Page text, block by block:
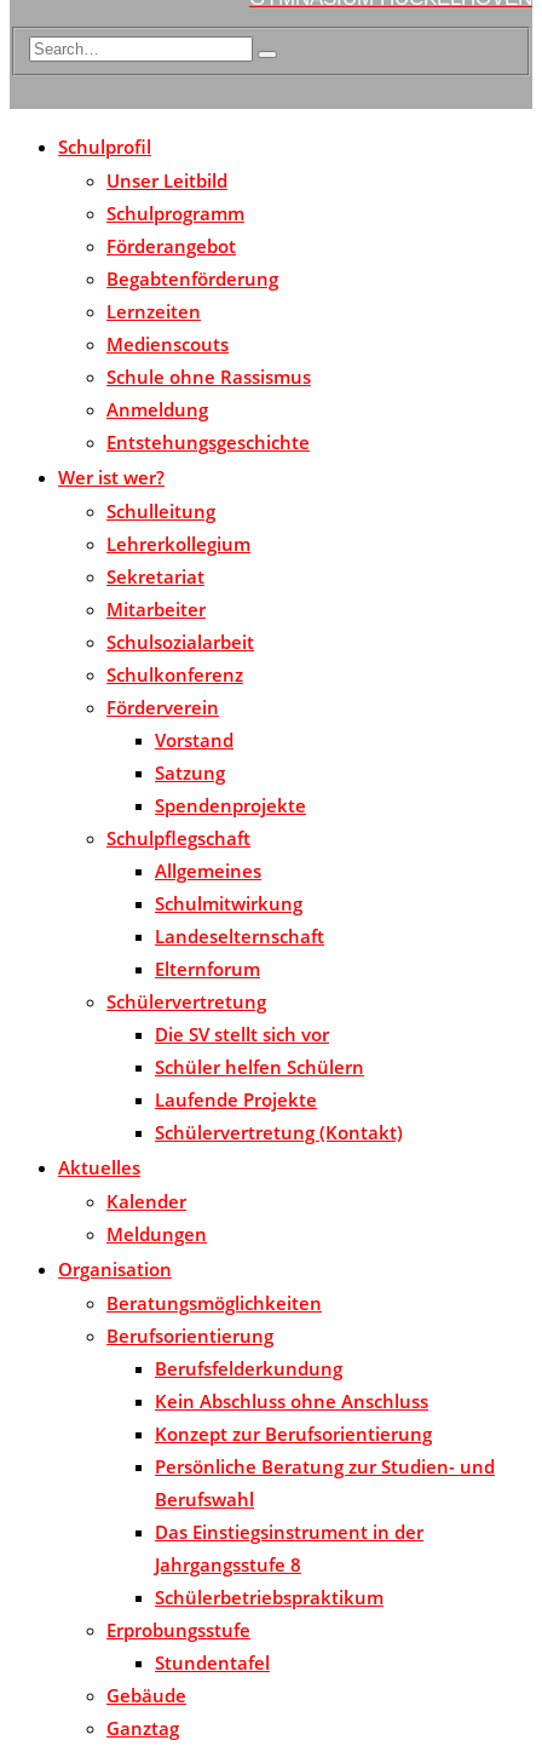
Schulprofil
Unser Leitbild
Schulprogramm
Förderangebot
Begabtenförderung
Lernzeiten
Medienscouts
Schule ohne Rassismus
Anmeldung
Entstehungsgeschichte
Wer ist wer?
Schulleitung
Lehrerkollegium
Sekretariat
Mitarbeiter
Schulsozialarbeit
Schulkonferenz
Förderverein
Vorstand
Satzung
Spendenprojekte
Schulpflegschaft
Allgemeines
Schulmitwirkung
Landeselternschaft
Elternforum
Schülervertretung
Die SV stellt sich vor
Schüler helfen Schülern
Laufende Projekte
Schülervertretung (Kontakt)
Aktuelles
Kalender
Meldungen
Organisation
Beratungsmöglichkeiten
Berufsorientierung
Berufsfelderkundung
Kein Abschluss ohne Anschluss
Konzept zur Berufsorientierung
Persönliche Beratung zur Studien- und
Berufswahl
Das Einstiegsinstrument in der
Jahrgangsstufe 8
Schülerbetriebspraktikum
Erprobungsstufe
Stundentafel
Gebäude
Ganztag